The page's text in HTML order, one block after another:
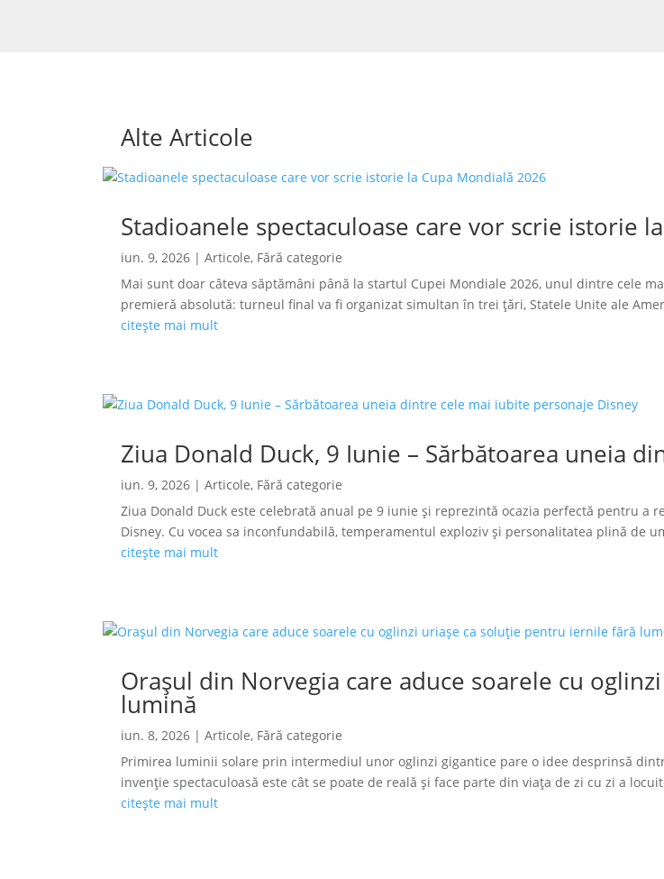
Alte Articole
Stadioanele spectaculoase care vor scrie istorie
iun. 9, 2026 |Articole, Fără categorie
Mai sunt doar câteva săptămâni până la startul Cupei Mondiale 2026, unul dintre cele
premieră absolută: turneul final va fi organizat simultan în trei țări, Statele Unite ale
citește mai mult
Ziua Donald Duck, 9 Iunie – Sărbătoarea uneia
iun. 9, 2026 |Articole, Fără categorie
Ziua Donald Duck este celebrată anual pe 9 iunie și reprezintă ocazia perfectă pentru
Disney. Cu vocea sa inconfundabilă, temperamentul exploziv și personalitatea plină de
citește mai mult
Orașul din Norvegia care aduce soarele cu
lumină
iun. 8, 2026 |Articole, Fără categorie
Primirea luminii solare prin intermediul unor oglinzi gigantice pare o idee desprinsă
invenție spectaculoasă este cât se poate de reală și face parte din viața de zi cu zi a
citește mai mult